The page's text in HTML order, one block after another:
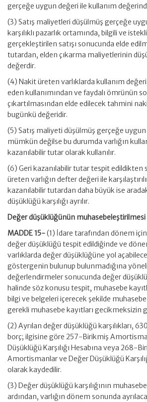
gerçeğe uygun değeri ile kullanım
(3) Satış maliyetleri düşülmüş gerçeğe
karşılıklı pazarlık ortamında, bilgili ve
gerçekleştirilen satışı sonucunda elde
tutardan, elden çıkarma maliyetlerinin
değerdir.
(4) Nakit üreten varlıklarda kullanım
eden kullanımından ve faydalı ömrünün
çıkartılmasından elde edilecek tahmini
bugünkü değeridir.
(5) Satış maliyeti düşülmüş gerçeğe
mümkün değilse bu durumda varlığın
kazanılabilir tutar olarak kullanılır.
(6) Geri kazanılabilir tutar tespit
üreten varlığın defter değeri ile
kazanılabilir tutardan daha büyük ise
düşüklüğü karşılığı ayrılır.
Değer düşüklüğünün muhasebeleştirilmesi
MADDE 15-(1) İdare tarafından dönem
değer düşüklüğü tespit edildiğinde ve
varlıklarda değer düşüklüğüne yol
göstergenin bulunup bulunmadığına
değerlendirmeler sonucunda değer
halinde söz konusu tespit, muhasebe
bilgi ve belgeleri içerecek şekilde
gerekli muhasebe kayıtları gecikmeksizin
(2) Ayrılan değer düşüklüğü karşılıkları,
borç; ilgisine göre 257-Birikmiş
Düşüklüğü Karşılığı Hesabına veya 268-
Amortismanlar ve Değer Düşüklüğü
olarak kaydedilir.
(3) Değer düşüklüğü karşılığının
ardından, varlığın dönem sonunda